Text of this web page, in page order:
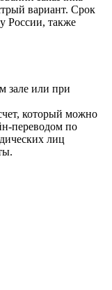
вариант. Срок
России, также
зале или при
который можно
переводом по
лиц